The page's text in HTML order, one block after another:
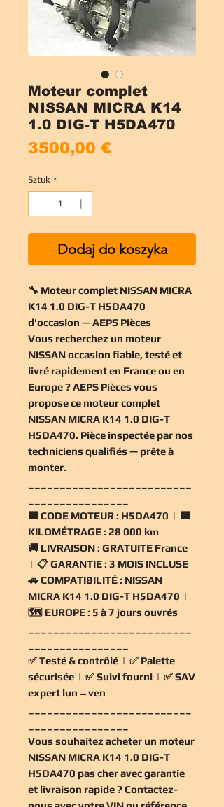
Moteur complet
NISSAN MICRA K14
1.0 DIG-T H5DA470
3500,00 €
Sztuk *
Dodaj do koszyka
🔧 Moteur complet NISSAN MICRA
K14 1.0 DIG-T H5DA470
d'occasion — AEPS Pièces
Vous recherchez un moteur
NISSAN occasion fiable, testé et
livré rapidement en France ou en
Europe ? AEPS Pièces vous
propose ce moteur complet
NISSAN MICRA K14 1.0 DIG-T
H5DA470. Pièce inspectée par nos
techniciens qualifiés — prête à
monter.
🟧CODE MOTEUR : H5DA470 | 🟧
KILOMÉTRAGE : 28 000 km
🚚 LIVRAISON : GRATUITE France
| 📋 GARANTIE : 3 MOIS INCLUSE
🚗COMPATIBILITÉ : NISSAN
MICRA K14 1.0 DIG-T H5DA470 |
🗺️ EUROPE : 5 à 7 jours ouvrés
✅Testé & contrôlé | ✅ Palette
sécurisée | ✅Suivi fourni | ✅SAV
expert lun→ven
Vous souhaitez acheter un moteur
NISSAN MICRA K14 1.0 DIG-T
H5DA470 pas cheravec garantie
et livraison rapide ? Contactez-